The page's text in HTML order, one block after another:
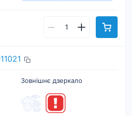
Зовнішнє дзеркало